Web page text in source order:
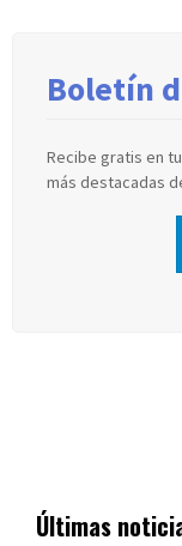
Boletín
Recibe gratis en
más destacadas
Últimas